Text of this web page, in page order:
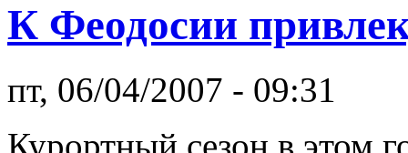
К Феодосии
пт, 06/04/2007 - 09:31
Курортный сезон в этом